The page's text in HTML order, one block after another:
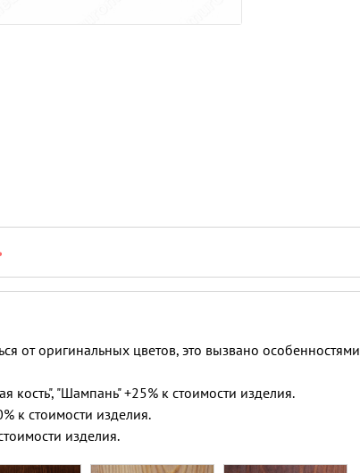
от оригинальных цветов, это вызвано особенностями
кость", "Шампань" +25% к стоимости изделия.
к стоимости изделия.
изделия.